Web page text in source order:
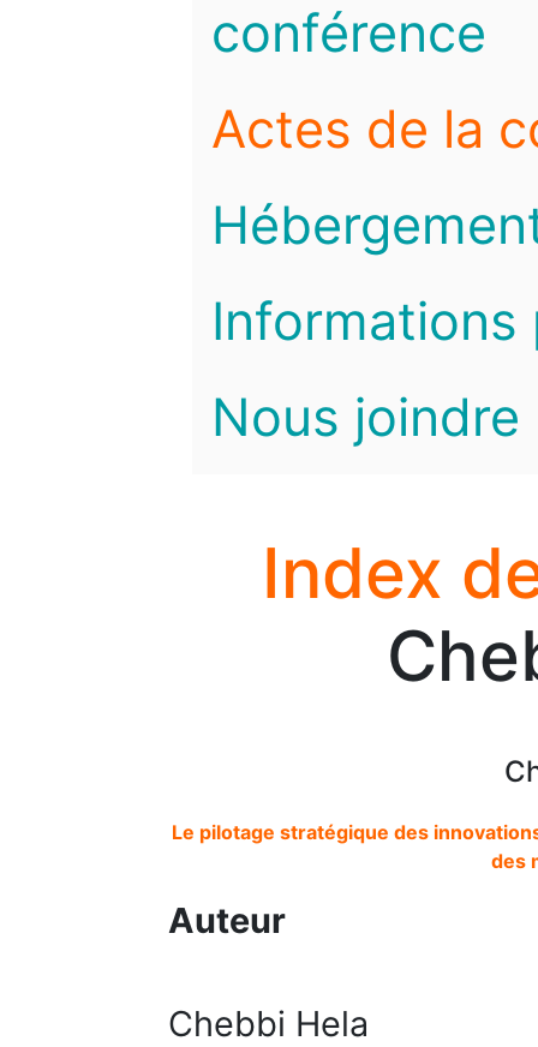
conférence
Actes de la
Informations
Nous joindre
Index
Le pilotage stratégique des
des
Auteur
Chebbi Hela